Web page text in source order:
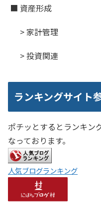
■ 資産形成
> 家計管理
> 投資関連
ランキングサイト
ポチッとするとランキン
なっております。
人気ブログランキング